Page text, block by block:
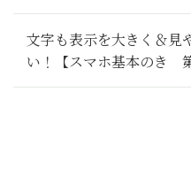
文字も表示を大きく＆見
い！【スマホ基本のき 第